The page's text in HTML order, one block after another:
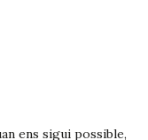
ens sigui possible,